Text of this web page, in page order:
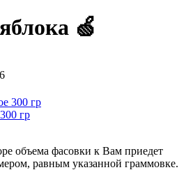
🍏
гр
объема фасовки к Вам приедет
равным указанной граммовке.